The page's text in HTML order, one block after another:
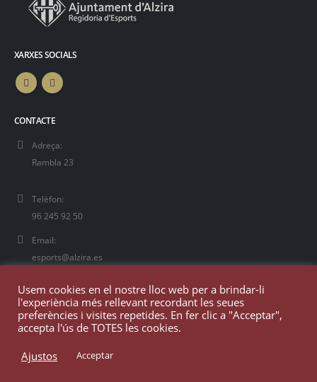
XARXES SOCIALS
CONTACTE
Adreça:
Rambla 23
Telèfon:
96 245 92 50
Email:
esports@alzira.es
© Copyright 2025. Todos los derechos reservados
Usem cookies en el nostre lloc web per a brindar-li
l'experiència més rellevant recordant les seues
preferències i visites repetides. En fer clic a "Acceptar",
accepta l'ús de TOTES les cookies.
Ajustos
Acceptar